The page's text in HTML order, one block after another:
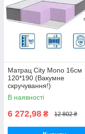
Матрац City Mono 16см
120*190 (Вакумне
скручування!)
В наявності
6 272,98 ₴ 12 802 ₴